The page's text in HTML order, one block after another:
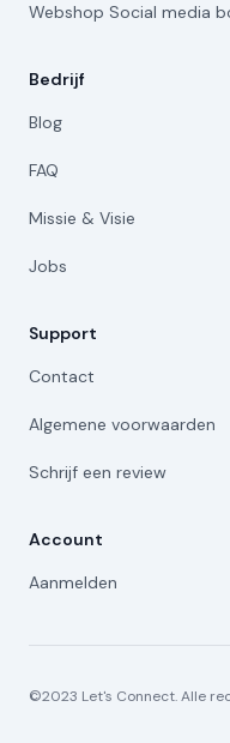
Webshop Social media
Bedrijf
Blog
FAQ
Missie & Visie
Jobs
Support
Contact
Algemene voorwaarden
Schrijf een review
Account
Aanmelden
©2023 Let's Connect. Alle